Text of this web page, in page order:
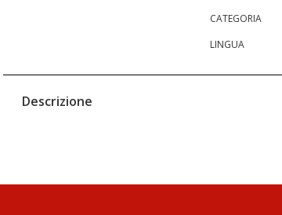
CATEGORIA
LINGUA
Descrizione